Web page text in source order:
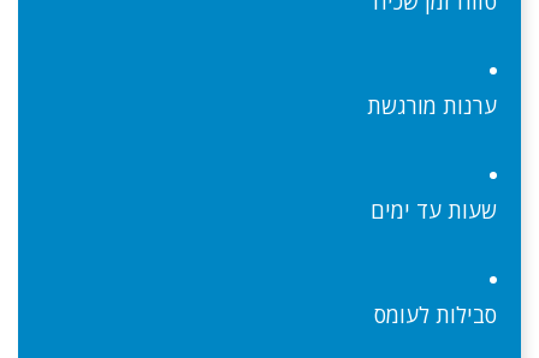
ערנות מורגשת
שעות עד ימים
סבילות לעומס